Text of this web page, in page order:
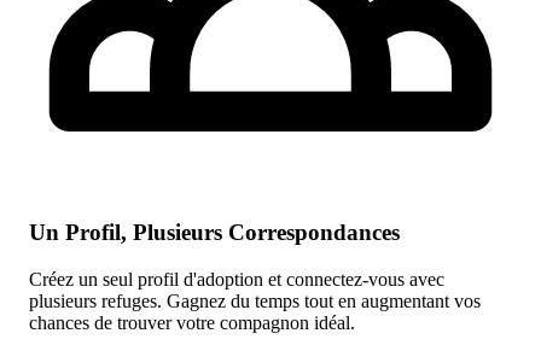
Un Profil, Plusieurs Correspondances
Créez un seul profil d'adoption et connectez-vous avec
plusieurs refuges. Gagnez du temps tout en augmentant vos
chances de trouver votre compagnon idéal.